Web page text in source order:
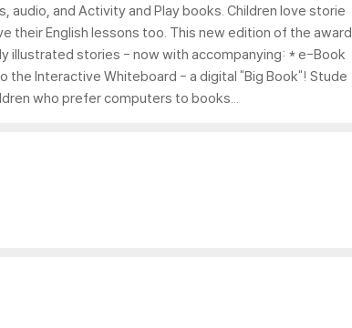
and Activity and Play books. Children love storie
their English lessons too. This new edition of the award
illustrated stories - now with accompanying: * e-Book
the Interactive Whiteboard - a digital "Big Book"! Stude
who prefer computers to books...